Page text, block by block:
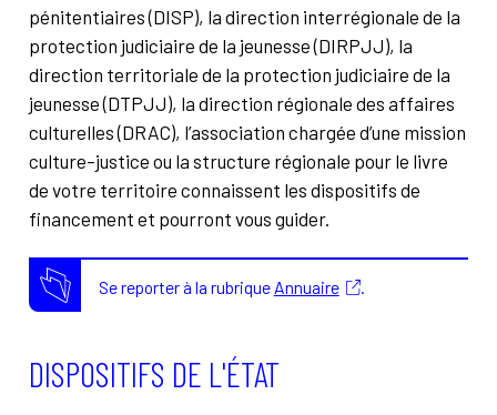
pénitentiaires (DISP), la direction interrégionale de la
protection judiciaire de la jeunesse (DIRPJJ), la
direction territoriale de la protection judiciaire de la
jeunesse (DTPJJ), la direction régionale des affaires
culturelles (DRAC), l’association chargée d’une mission
culture-justice ou la structure régionale pour le livre
de votre territoire connaissent les dispositifs de
financement et pourront vous guider.
Se reporter à la rubrique Annuaire .
DISPOSITIFS DE L'ÉTAT